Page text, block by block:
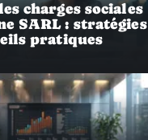
charges sociales
SARL : stratégies
pratiques